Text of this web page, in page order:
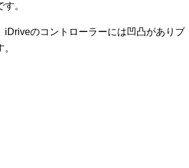
。
のコントローラーには凹凸がありブ